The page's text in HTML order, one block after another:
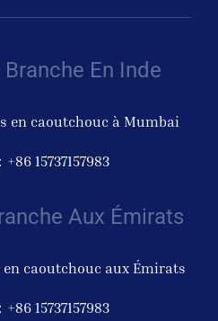
En Inde
en caoutchouc à Mumbai
15737157983
Aux Émirats
caoutchouc aux Émirats
15737157983